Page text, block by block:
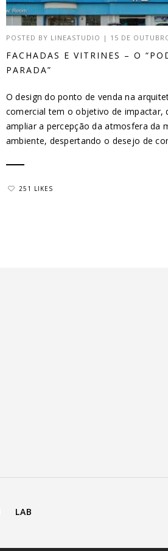
POSTED BY LINEASTUDIO | 15 DE
FACHADAS E VITRINES – O
PARADA”
O design do ponto de venda na
comercial tem o objetivo de impactar,
ampliar a percepção da atmosfera da
ambiente, despertando o desejo de
251 LIKES
LAB